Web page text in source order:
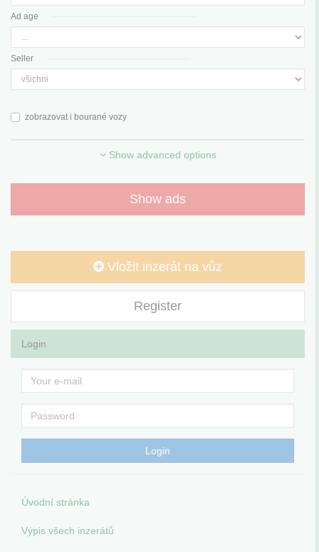
Ad age
Seller
zobrazovat i bourané vozy
Show advanced options
Show ads
Vložit inzerát na vůz
Register
Login
Úvodní stránka
Výpis všech inzerátů